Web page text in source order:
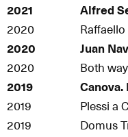
2021 Alfred
2020
2020
2020
Both
2019
2019
Plessi a
2019
Domus